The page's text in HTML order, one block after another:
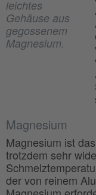
leichtes
Gehäuse aus
gegossenem
Magnesium.
Magnesium
Magnesium ist
trotzdem sehr
der von reinem